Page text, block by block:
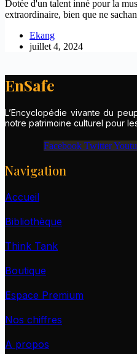
Dotée d'un talent inné pour la
extraordinaire, bien que ne
Ekang
juillet 4, 2024
EnSafe
L’Encyclopédie vivante du
notre patrimoine culturel pour
Facebook Twitter
Navigation
Accueil
Bibliothèque
Think Tank
Boutique
Espace Premium
Nos chiffres
A propos